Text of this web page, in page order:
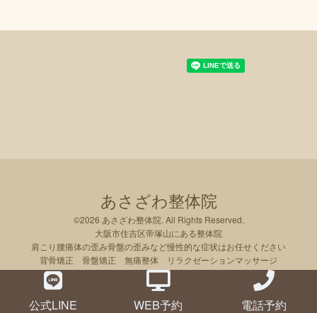
あさざわ整体院
©2026 あさざわ整体院. All Rights Reserved.
大阪市住吉区帝塚山にある整体院
肩こり腰痛体の歪み骨盤の歪みなど慢性的な症状はお任せください
背骨矯正 骨盤矯正 無痛整体 リラクゼーションマッサージ
公式LINE WEB予約 電話予約